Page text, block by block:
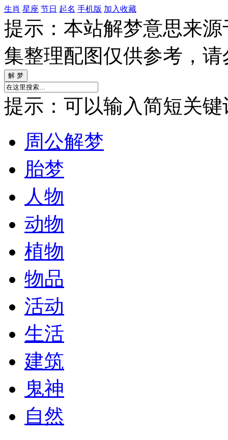
生肖 星座 节日 起名 手机版 加入收藏
提示：本站解梦意思来
集整理配图仅供参考，
提示：可以输入简短关键
周公解梦
胎梦
人物
动物
植物
物品
活动
生活
建筑
鬼神
自然